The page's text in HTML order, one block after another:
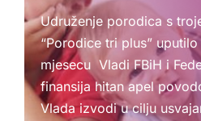
Udruženje porodica s
“Porodice tri plus”
mjesecu Vladi FBiH i
finansija hitan apel
Vlada izvodi u cilju